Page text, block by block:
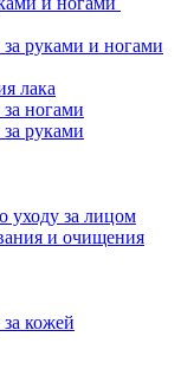
руками и ногами
лака
ногами
руками
уходу за лицом
и очищения
кожей